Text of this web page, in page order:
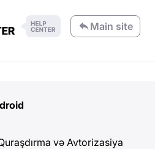
Main site
və Avtorizasiya